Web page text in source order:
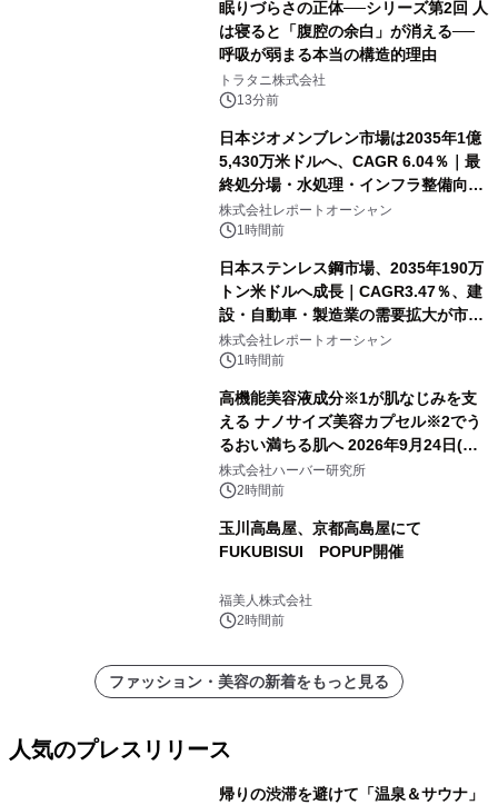
眠りづらさの正体──シリーズ第2回 人
は寝ると「腹腔の余白」が消える──
呼吸が弱まる本当の構造的理由
トラタニ株式会社
13分前
日本ジオメンブレン市場は2035年1億
5,430万米ドルへ、CAGR 6.04％｜最
終処分場・水処理・インフラ整備向け
需要拡大
株式会社レポートオーシャン
1時間前
日本ステンレス鋼市場、2035年190万
トン米ドルへ成長｜CAGR3.47％、建
設・自動車・製造業の需要拡大が市場
を牽引
株式会社レポートオーシャン
1時間前
高機能美容液成分※1が肌なじみを支
える ナノサイズ美容カプセル※2でう
るおい満ちる肌へ 2026年9月24日(木)
よりリニューアル新発売 『ディープモ
イストセラム』
株式会社ハーバー研究所
2時間前
玉川高島屋、京都高島屋にて
FUKUBISUI POPUP開催
福美人株式会社
2時間前
ファッション・美容の新着をもっと見る
人気のプレスリリース
帰りの渋滞を避けて「温泉＆サウナ」